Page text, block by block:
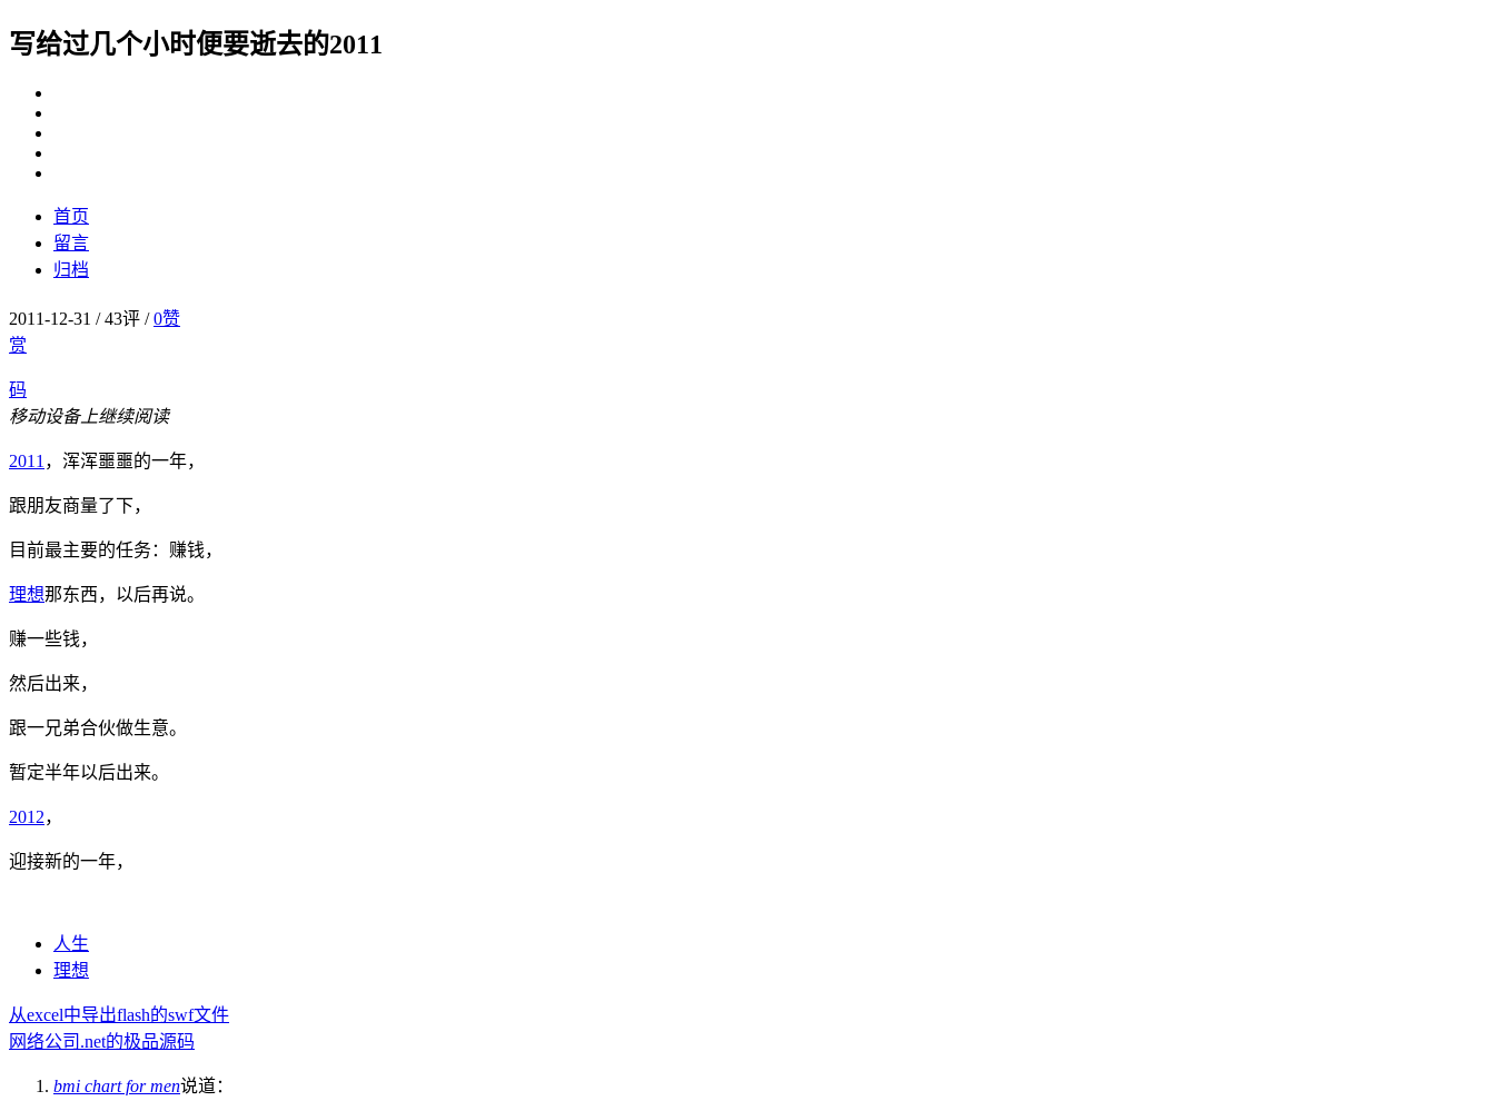
写给过几个小时便要逝去的2011
首页
留言
归档
2011-12-31 /43评 /0赞
赏
码
移动设备上继续阅读
2011 ，浑浑噩噩的一年，
跟朋友商量了下，
目前最主要的任务：赚钱，
理想那东西，以后再说。
赚一些钱，
然后出来，
跟一兄弟合伙做生意。
暂定半年以后出来。
2012，
迎接新的一年，
人生
理想
从excel中导出flash的swf文件
网络公司.net的极品源码
bmi chart for men说道：